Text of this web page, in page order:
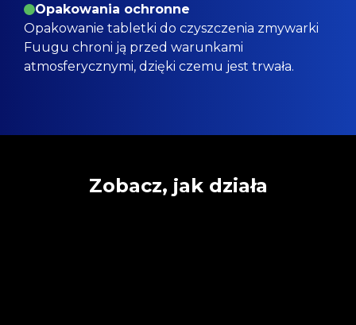
Opakowania ochronne
Opakowanie tabletki do czyszczenia zmywarki
Fuugu chroni ją przed warunkami
atmosferycznymi, dzięki czemu jest trwała.
Zobacz, jak działa